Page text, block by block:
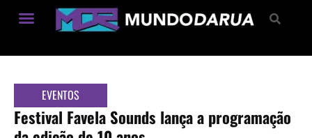
EVENTOS
Festival Favela Sounds lança a programação